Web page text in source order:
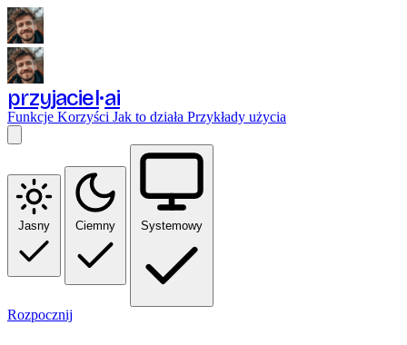
przyjaciel ai
Funkcje Korzyści Jak to działa Przykłady użycia
Jasny Ciemny Systemowy
Rozpocznij